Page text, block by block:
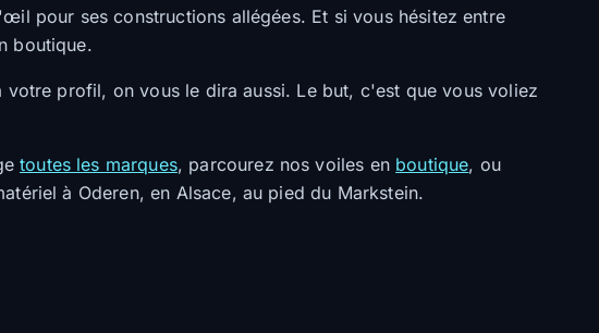
pour ses constructions allégées. Et si vous hésitez entre
boutique.
votre profil, on vous le dira aussi. Le but, c'est que vous voliez
toutes les marques, parcourez nos voiles en boutique, ou
à Oderen, en Alsace, au pied du Markstein.